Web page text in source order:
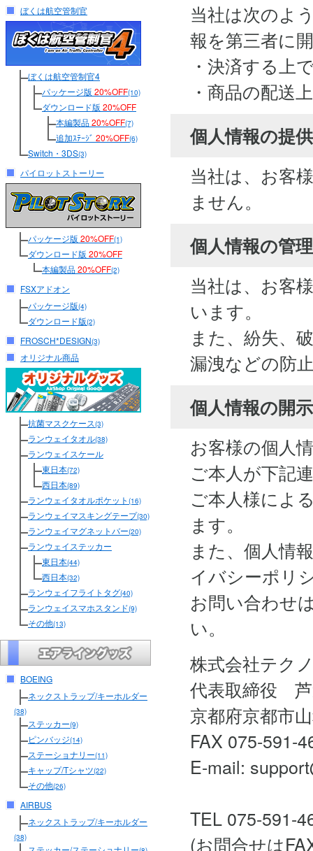
ぼくは航空管制官
ぼくは航空管制官4
パッケージ版 20%OFF(10)
ダウンロード版 20%OFF
本編製品20%OFF(7)
追加ｽﾃｰｼﾞ 20%OFF(6)
Switch・3DS(3)
パイロットストーリー
パッケージ版 20%OFF(1)
ダウンロード版 20%OFF
本編製品20%OFF(2)
FSXアドオン
パッケージ版(4)
ダウンロード版(2)
FROSCH*DESIGN(3)
オリジナル商品
抗菌マスクケース(3)
ランウェイタオル(38)
ランウェイスケール
東日本(72)
西日本(89)
ランウェイタオルポケット (16)
ランウェイマスキングテープ(30)
ランウェイマグネットバー(20)
ランウェイステッカー
東日本(44)
西日本(32)
ランウェイフライトタグ(40)
ランウェイスマホスタンド(9)
その他(13)
BOEING
ネックストラップ/キーホルダー
(38)
ステッカー(9)
ピンバッジ(14)
ステーショナリー(11)
キャップ/Tシャツ(22)
その他(26)
AIRBUS
ネックストラップ/キーホルダー
(38)
当社は次のよ
報を第三者に
・決済する上
・商品の配送
個人情報の提供
当社は、お客
ません。
個人情報の管
当社は、お客
います。
また、紛失、
漏洩などの防
個人情報の開
お客様の個人
ご本人が下記
ご本人様によ
ます。
また、個人情
イバシーポリ
お問い合わせ
い。
株式会社テク
代表取締役
京都府京都市
FAX 075-591-
E-mail:
TEL 075-591-
(お問合せは